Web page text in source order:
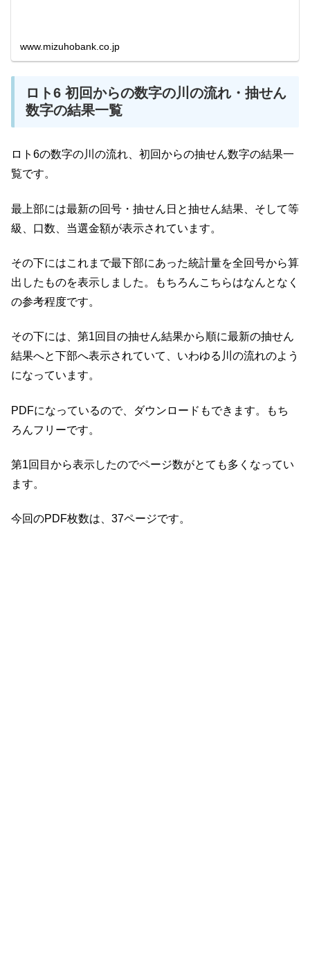
www.mizuhobank.co.jp
ロト6 初回からの数字の川の流れ・抽せん
数字の結果一覧
ロト6の数字の川の流れ、初回からの抽せん数字の結果一
覧です。
最上部には最新の回号・抽せん日と抽せん結果、そして等
級、口数、当選金額が表示されています。
その下にはこれまで最下部にあった統計量を全回号から算
出したものを表示しました。もちろんこちらはなんとなく
の参考程度です。
その下には、第1回目の抽せん結果から順に最新の抽せん
結果へと下部へ表示されていて、いわゆる川の流れのよう
になっています。
PDFになっているので、ダウンロードもできます。もち
ろんフリーです。
第1回目から表示したのでページ数がとても多くなってい
ます。
今回のPDF枚数は、37ページです。